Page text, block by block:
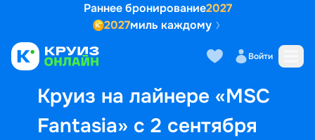
Раннее бронирование2027
2027миль каждому
Войти
Круиз на лайнере «MSC
Fantasia» с 2 сентября
Выбор кают Маршрут и